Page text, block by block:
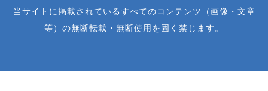
当サイトに掲載されているすべてのコンテンツ（画像・文章
等）の無断転載・無断使用を固く禁じます。